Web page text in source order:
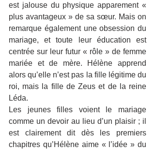
est jalouse du physique apparement «
plus avantageux » de sa sœur. Mais on
remarque également une obsession du
mariage, et toute leur éducation est
centrée sur leur futur « rôle » de femme
mariée et de mère. Hélène apprend
alors qu’elle n’est pas la fille légitime du
roi, mais la fille de Zeus et de la reine
Léda.
Les jeunes filles voient le mariage
comme un devoir au lieu d’un plaisir ; il
est clairement dit dès les premiers
chapitres qu’Hélène aime « l’idée » du